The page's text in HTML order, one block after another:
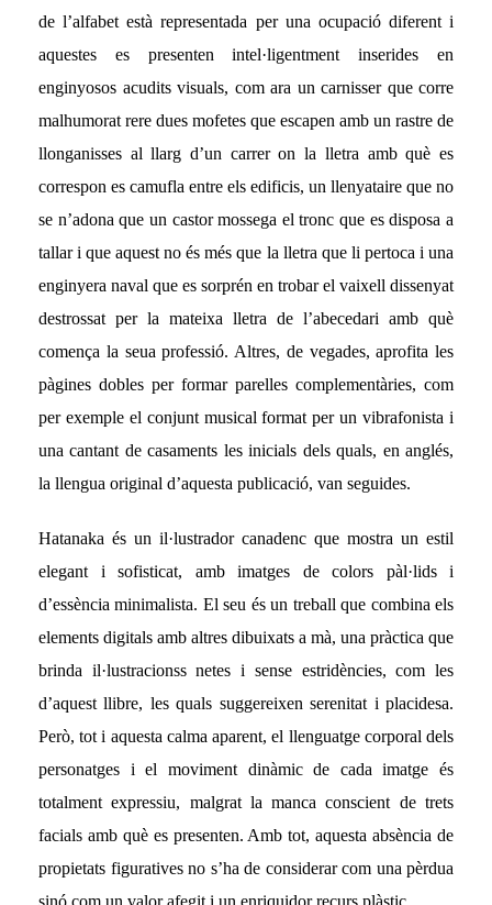
de l’alfabet està representada per una ocupació diferent i
aquestes es presenten intel·ligentment inserides en
enginyosos acudits visuals, com ara un carnisser que corre
malhumorat rere dues mofetes que escapen amb un rastre de
llonganisses al llarg d’un carrer on la lletra amb què es
correspon es camufla entre els edificis, un llenyataire que no
se n’adona que un castor mossega el tronc que es disposa a
tallar i que aquest no és més que la lletra que li pertoca i una
enginyera naval que es sorprén en trobar el vaixell dissenyat
destrossat per la mateixa lletra de l’abecedari amb què
comença la seua professió. Altres, de vegades, aprofita les
pàgines dobles per formar parelles complementàries, com
per exemple el conjunt musical format per un vibrafonista i
una cantant de casaments les inicials dels quals, en anglés,
la llengua original d’aquesta publicació, van seguides.
Hatanaka és un il·lustrador canadenc que mostra un estil
elegant i sofisticat, amb imatges de colors pàl·lids i
d’essència minimalista. El seu és un treball que combina els
elements digitals amb altres dibuixats a mà, una pràctica que
brinda il·lustracionss netes i sense estridències, com les
d’aquest llibre, les quals suggereixen serenitat i placidesa.
Però, tot i aquesta calma aparent, el llenguatge corporal dels
personatges i el moviment dinàmic de cada imatge és
totalment expressiu, malgrat la manca conscient de trets
facials amb què es presenten. Amb tot, aquesta absència de
propietats figuratives no s’ha de considerar com una pèrdua